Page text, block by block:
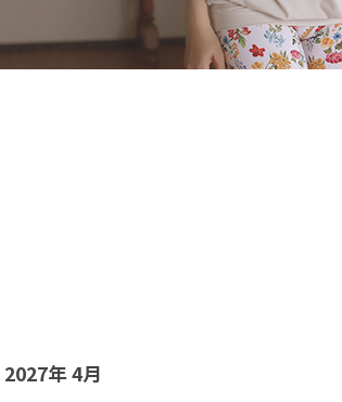
2027年 4月